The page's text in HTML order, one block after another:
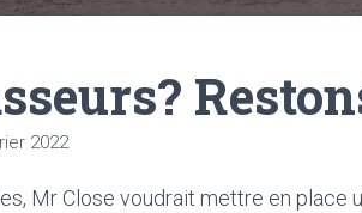
2022
Mr Close voudrait mettre en place